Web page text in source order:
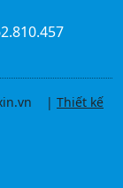
| Thiết kế